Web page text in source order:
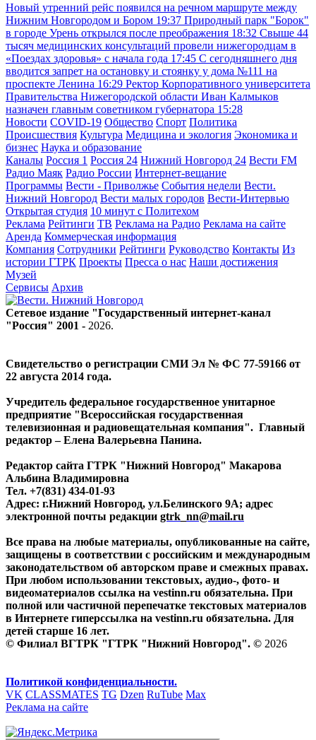
Новый утренний рейс появился на речном маршруте между
Нижним Новгородом и Бором 19:37 Природный парк "Борок"
в городе Урень открылся после преображения 18:32 Свыше 44
тысяч медицинских консультаций провели нижегородцам в
«Поездах здоровья» с начала года 17:45 С сегодняшнего дня
вводится запрет на остановку и стоянку у дома №111 на
проспекте Ленина 16:29 Ректор Корпоративного университета
Правительства Нижегородской области Иван Калмыков
назначен главным советником губернатора 15:28
Новости COVID-19 Общество Спорт Политика
Происшествия Культура Медицина и экология Экономика и
бизнес Наука и образование
Каналы Россия 1 Россия 24 Нижний Новгород 24 Вести FM
Радио Маяк Радио России Интернет-вещание
Программы Вести - Приволжье События недели Вести.
Нижний Новгород Вести малых городов Вести-Интервью
Открытая студия 10 минут с Политехом
Реклама Рейтинги ТВ Реклама на Радио Реклама на сайте
Аренда Коммерческая информация
Компания Сотрудники Рейтинги Руководство Контакты Из
истории ГТРК Проекты Пресса о нас Наши достижения
Музей
Сервисы Архив
Сетевое издание "Государственный интернет-канал
"Россия" 2001 - 2026.
Свидетельство о регистрации СМИ Эл № ФС 77-59166 от
22 августа 2014 года.
Учредитель федеральное государственное унитарное
предприятие "Всероссийская государственная
телевизионная и радиовещательная компания". Главный
редактор – Елена Валерьевна Панина.
Редактор сайта ГТРК "Нижний Новгород" Макарова
Альбина Владимировна
Тел. +7(831) 434-01-93
Адрес: г.Нижний Новгород, ул.Белинского 9А; адрес
электронной почты редакции gtrk_nn@mail.ru
Все права на любые материалы, опубликованные на сайте,
защищены в соответствии с российским и международным
законодательством об авторском праве и смежных правах.
При любом использовании текстовых, аудио-, фото- и
видеоматериалов ссылка на vestinn.ru обязательна. При
полной или частичной перепечатке текстовых материалов
в Интернете гиперссылка на vestinn.ru обязательна. Для
детей старше 16 лет.
© Филиал ВГТРК "ГТРК "Нижний Новгород". © 2026
Политикой конфиденциальности.
VK CLASSMATES TG Dzen RuTube Max
Реклама на сайте